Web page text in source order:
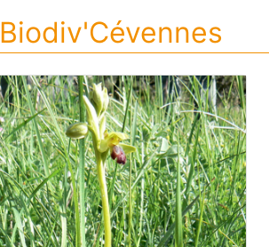
Biodiv'Cévennes